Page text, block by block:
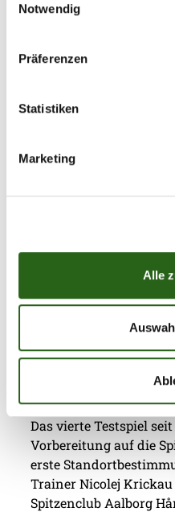
Notwendig
Präferenzen
Statistiken
Marketing
Alle
Testspiel mit
Zum zweiten Mal in
Berlin gegen Aalborg
ebenfalls wieder in
erneut keinen Sieg
05.08.2026 |
Erster
Das vierte Testspiel
Vorbereitung auf die
erste
Trainer Nicolej Krickau
Spitzenclub Aalborg